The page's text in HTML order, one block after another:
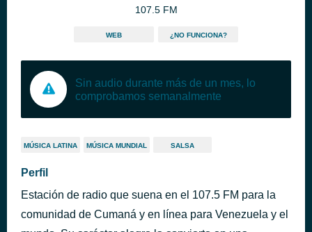
107.5 FM
WEB ¿NO FUNCIONA?
Sin audio durante más de un mes, lo
comprobamos semanalmente
MÚSICA LATINA MÚSICA MUNDIAL SALSA
Perfil
Estación de radio que suena en el 107.5 FM para la
comunidad de Cumaná y en línea para Venezuela y el